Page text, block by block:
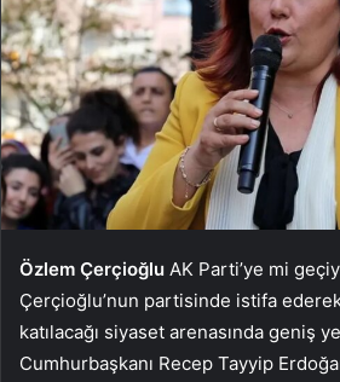
Özlem Çerçioğlu AK Parti’ye mi
Çerçioğlu’nun partisinde istifa
katılacağı siyaset arenasında geniş
Cumhurbaşkanı Recep Tayyip